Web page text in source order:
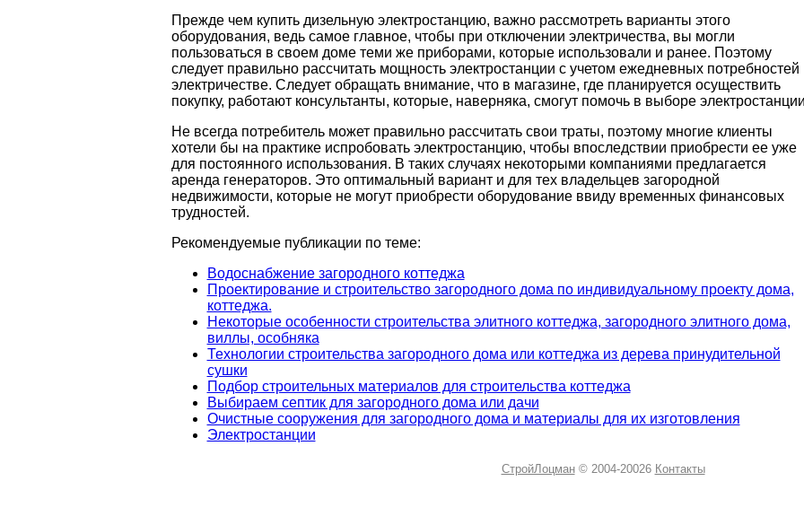
Прежде чем купить дизельную электростанцию, важно рассмотреть варианты этого
оборудования, ведь самое главное, чтобы при отключении электричества, вы могли
пользоваться в своем доме теми же приборами, которые использовали и ранее. Поэтому
следует правильно рассчитать мощность электростанции с учетом ежедневных потребностей
электричестве. Следует обращать внимание, что в магазине, где планируется осуществить
покупку, работают консультанты, которые, наверняка, смогут помочь в выборе
Не всегда потребитель может правильно рассчитать свои траты, поэтому многие клиенты
хотели бы на практике испробовать электростанцию, чтобы впоследствии приобрести ее уже
для постоянного использования. В таких случаях некоторыми компаниями предлагается
аренда генераторов. Это оптимальный вариант и для тех владельцев загородной
недвижимости, которые не могут приобрести оборудование ввиду временных финансовых
трудностей.
Рекомендуемые публикации по теме:
Водоснабжение загородного коттеджа
Проектирование и строительство загородного дома по индивидуальному проекту дома,
коттеджа.
Некоторые особенности строительства элитного коттеджа, загородного элитного дома,
виллы, особняка
Технологии строительства загородного дома или коттеджа из дерева принудительной
сушки
Подбор строительных материалов для строительства коттеджа
Выбираем септик для загородного дома или дачи
Очистные сооружения для загородного дома и материалы для их изготовления
Электростанции
СтройЛоцман © 2004-20026 Контакты